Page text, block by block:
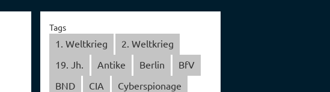
Geheimdienste
Tags
1. Weltkrieg
2. Weltkrieg
19. Jh.
Antike Berlin
BfV
BND
CIA
Cyberspionage